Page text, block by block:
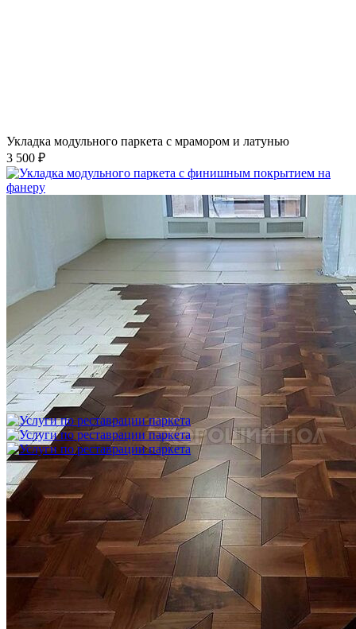
Укладка модульного паркета с мрамором и латунью
3 500 ₽
Укладка модульного паркета с финишным покрытием на
фанеру
3 600 ₽
Услуги по реставрации паркета